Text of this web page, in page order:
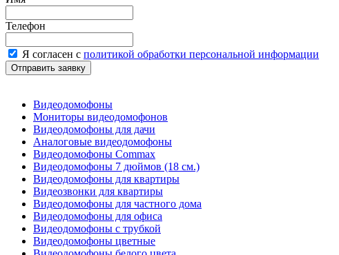
Телефон
Я согласен с политикой обработки персональной информации
Видеодомофоны
Мониторы видеодомофонов
Видеодомофоны для дачи
Аналоговые видеодомофоны
Видеодомофоны Commax
Видеодомофоны 7 дюймов (18 см.)
Видеодомофоны для квартиры
Видеозвонки для квартиры
Видеодомофоны для частного дома
Видеодомофоны для офиса
Видеодомофоны с трубкой
Видеодомофоны цветные